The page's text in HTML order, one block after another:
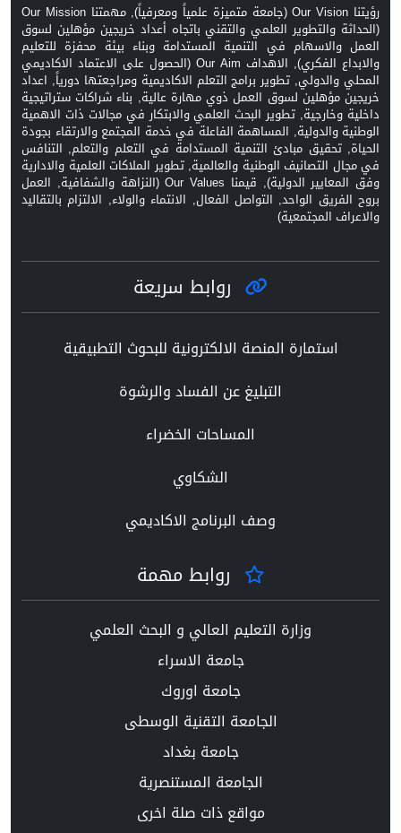
رؤيتنا Our Vision (جامعة متميزة علمياً ومعرفياً), مهمتنا Our Mission
(الحداثة والتطوير العلمي والتقني باتجاه أعداد خريجين مؤهلين لسوق
العمل والاسهام في التنمية المستدامة وبناء بيئة محفزة للتعليم
والابداع الفكري), الاهداف Our Aim (الحصول على الاعتماد الاكاديمي
المحلي والدولي, تطوير برامج التعلم الاكاديمية ومراجعتها دورياً, اعداد
خريجين مؤهلين لسوق العمل ذوي مهارة عالية, بناء شراكات ستراتيجية
داخلية وخارجية, تطوير البحث العلمي والابتكار في مجالات ذات الاهمية
الوطنية والدولية, المساهمة الفاعلة في خدمة المجتمع والارتقاء بجودة
الحياة, تحقيق مبادئ التنمية المستدامة في التعلم والتعلم, التنافس
في مجال التصانيف الوطنية والعالمية, تطوير الملاكات العلمية والادارية
وفق المعايير الدولية), قيمنا Our Values (النزاهة والشفافية, العمل
بروح الفريق الواحد, التواصل الفعال, الانتماء والولاء, الالتزام بالتقاليد
والاعراف المجتمعية)
روابط سريعة
استمارة المنصة الالكترونية للبحوث التطبيقية
التبليغ عن الفساد والرشوة
المساحات الخضراء
الشكاوي
وصف البرنامج الاكاديمي
روابط مهمة
وزارة التعليم العالي و البحث العلمي
جامعة الاسراء
جامعة اوروك
الجامعة التقنية الوسطى
جامعة بغداد
الجامعة المستنصرية
مواقع ذات صلة اخرى